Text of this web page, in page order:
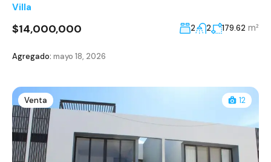
Villa
$14,000,000 2 2 179.62 m²
Agregado: mayo 18, 2026
Venta 12